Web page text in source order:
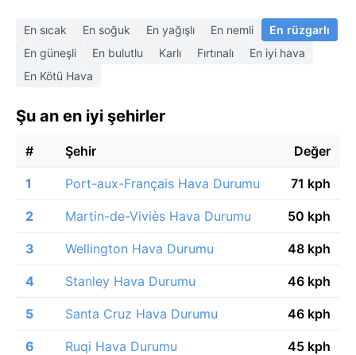
En sıcak En soğuk En yağışlı En nemli
En rüzgarlı
En güneşli
En bulutlu Karlı Fırtınalı
En iyi hava
En Kötü Hava
Şu an en iyi şehirler
# Şehir Değer
1 Port-aux-Français Hava Durumu 71 kph
2 Martin-de-Viviès Hava Durumu 50 kph
3 Wellington Hava Durumu 48 kph
4 Stanley Hava Durumu 46 kph
5 Santa Cruz Hava Durumu 46 kph
6 Ruqi Hava Durumu 45 kph